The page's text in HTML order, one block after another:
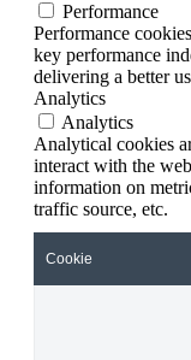
Performance
Performance
key performance
delivering a better
Analytics
Analytics
Analytical cookies
interact with the
information on
traffic source, etc.
Cookie